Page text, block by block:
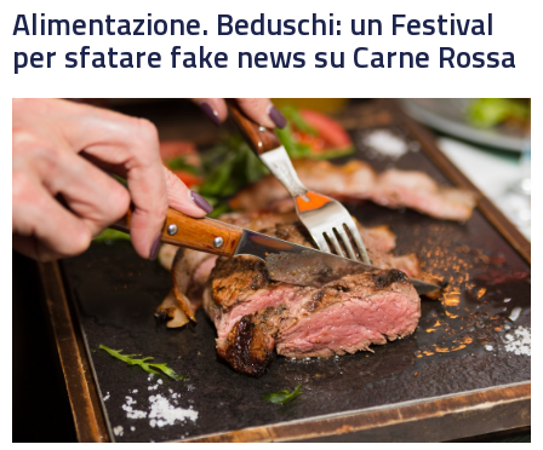
Alimentazione. Beduschi: un Festival
per sfatare fake news su Carne Rossa